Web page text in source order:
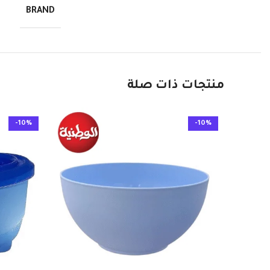
BRAND
منتجات ذات صلة
-10%
-10%